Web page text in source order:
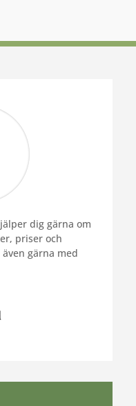
dig gärna om
priser och
gärna med